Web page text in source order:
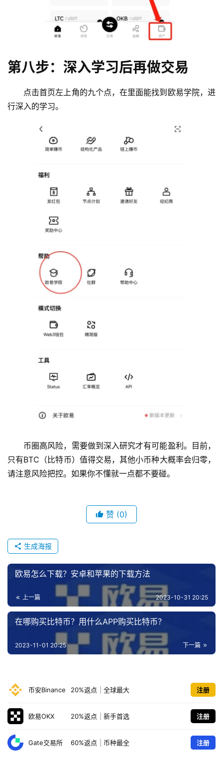
第八步：深入学习后再做交易
点击首页左上角的九个点，在里面能找到欧易学院，进
行深入的学习。
币圈高风险，需要做到深入研究才有可能盈利。目前，
只有BTC（比特币）值得交易，其他小币种大概率会归零，
请注意风险把控。如果你不懂就一点都不要碰。
赞 (0)
生成海报
欧易怎么下载？安卓和苹果的下载方法
上一篇 2023-10-31 20:25
在哪购买比特币？用什么APP购买比特币？
下一篇
2023-11-01 20:25
币安Binance 20%返点 全球最大 注册
欧易OKX 20%返点 新手首选 注册
Gate交易所 60%返点 币种最全 注册